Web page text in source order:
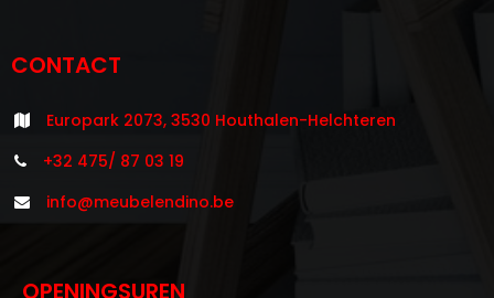
CONTACT
Europark 2073, 3530 Houthalen-Helchteren
+32 475/ 87 03 19
info@meubelendino.be
OPENINGSUREN